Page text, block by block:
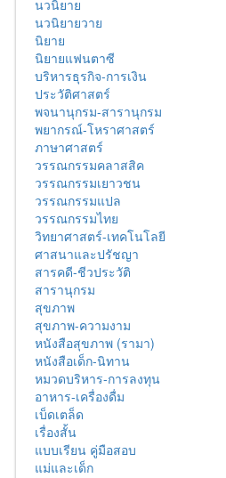
นวนิยาย
นวนิยายวาย
นิยาย
นิยายแฟนตาซี
บริหารธุรกิจ-การเงิน
ประวัติศาสตร์
พจนานุกรม-สารานุกรม
พยากรณ์-โหราศาสตร์
ภาษาศาสตร์
วรรณกรรมคลาสสิค
วรรณกรรมเยาวชน
วรรณกรรมแปล
วรรณกรรมไทย
วิทยาศาสตร์-เทคโนโลยี
ศาสนาและปรัชญา
สารคดี-ชีวประวัติ
สารานุกรม
สุขภาพ
สุขภาพ-ความงาม
หนังสือสุขภาพ (รามา)
หนังสือเด็ก-นิทาน
หมวดบริหาร-การลงทุน
อาหาร-เครื่องดื่ม
เบ็ดเตล็ด
เรื่องสั้น
แบบเรียน คู่มือสอบ
แม่และเด็ก